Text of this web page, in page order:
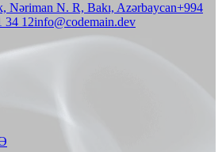
Nəriman N. R, Bakı, Azərbaycan+994
34 12info@codemain.dev